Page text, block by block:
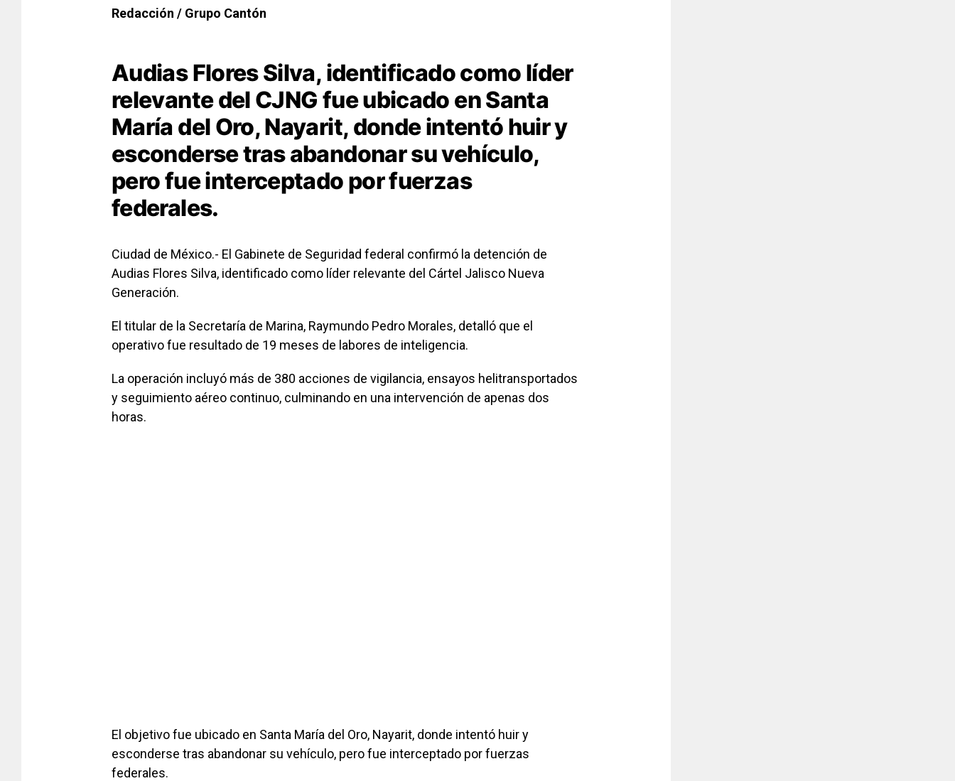
Redacción / Grupo Cantón
Audias Flores Silva, identificado como líder
relevante del CJNG fue ubicado en Santa
María del Oro, Nayarit, donde intentó huir y
esconderse tras abandonar su vehículo,
pero fue interceptado por fuerzas
federales.
Ciudad de México.- El Gabinete de Seguridad federal confirmó la detención de
Audias Flores Silva, identificado como líder relevante del Cártel Jalisco Nueva
Generación.
El titular de la Secretaría de Marina, Raymundo Pedro Morales, detalló que el
operativo fue resultado de 19 meses de labores de inteligencia.
La operación incluyó más de 380 acciones de vigilancia, ensayos helitransportados
y seguimiento aéreo continuo, culminando en una intervención de apenas dos
horas.
El objetivo fue ubicado en Santa María del Oro, Nayarit, donde intentó huir y
esconderse tras abandonar su vehículo, pero fue interceptado por fuerzas
federales.